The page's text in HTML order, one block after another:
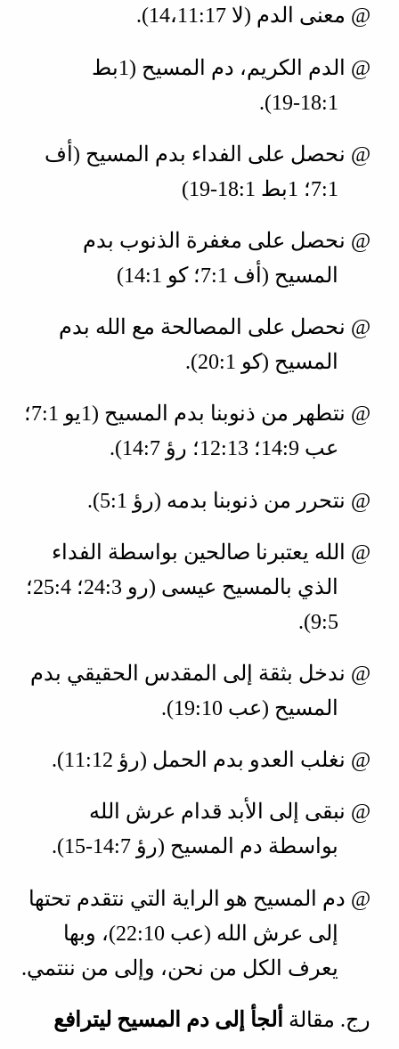
@ معنى الدم (لا 17‏:11‏،14 ).
@ الدم الكريم، دم المسيح ( 1بط
1‏:18‏-19
).
@ نحصل على الفداء بدم المسيح ( أف
1‏:7؛ 1بط 1‏:18‏-19
)
@ نحصل على مغفرة الذنوب بدم
المسيح ( أف 1‏:7؛ كو 1‏:14 )
@ نحصل على المصالحة مع الله بدم
المسيح (كو 1‏:20 ).
@ نتطهر من ذنوبنا بدم المسيح (
1يو 1‏:7؛
عب 9‏:14؛ 13‏:12؛ رؤ 7‏:14
).
@ نتحرر من ذنوبنا بدمه (رؤ 1‏:5 ).
@ الله يعتبرنا صالحين بواسطة الفداء
الذي بالمسيح عيسى (
رو 3‏:24؛ 4‏:25؛
5‏:9
).
@ ندخل بثقة إلى المقدس الحقيقي بدم
المسيح (عب 10‏:19 ).
@ نغلب العدو بدم الحمل (رؤ 12‏:11 ).
@ نبقى إلى الأبد قدام عرش الله
بواسطة دم المسيح (رؤ 7‏:14‏-15 ).
@ دم المسيح هو الراية التي نتقدم تحتها
إلى عرش الله (عب 10‏:22
)، وبها
يعرف الكل من نحن، وإلى من ننتمي.
رج. مقالة ألجأ إلى دم المسيح ليترافع